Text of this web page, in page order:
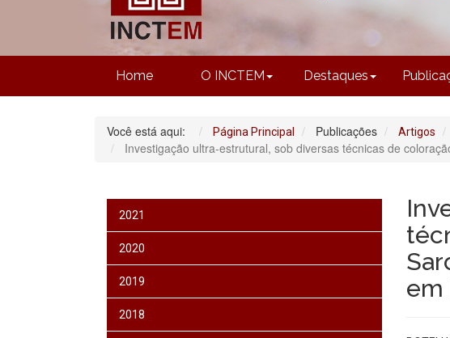
Home O INCTEM Destaques
Você está aqui: Página Principal Publicações Artigos
Investigação ultra-estrutural, sob diversas técnicas de
2021
2020
2019
2018
em